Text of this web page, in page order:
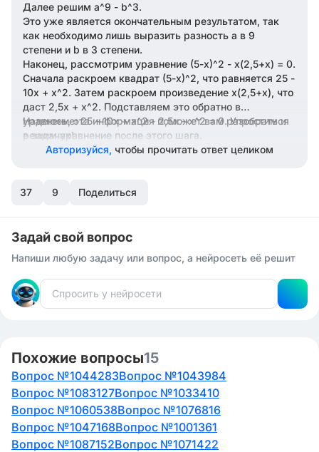
Далее решим a^9 - b^3.
Это уже является окончательным результатом, так
как необходимо лишь выразить разность a в 9
степени и b в 3 степени.
Наконец, рассмотрим уравнение (5-x)^2 - x(2,5+x) = 0.
Сначала раскроем квадрат (5-x)^2, что равняется 25 -
10x + x^2. Затем раскроем произведение x(2,5+x), что
даст 2,5x + x^2. Подставляем это обратно в
уравнение: 25 - 10x + x^2 - 2,5x - x^2 = 0. Упростим и
решим уравнение после этого шага.
Надеюсь, эта информация поможет вам разобраться
в задачах!
Авторизуйся, чтобы прочитать ответ целиком
37 9 Поделиться
Задай свой вопрос
Напиши любую задачу или вопрос, а нейросеть её решит
Похожие вопросы15
Вопрос №1044283Вопрос №1043984
Вопрос №1083127Вопрос №1033410
Вопрос №1060538Вопрос №1076816
Вопрос №1047168Вопрос №1001361
Вопрос №1087152Вопрос №1071422